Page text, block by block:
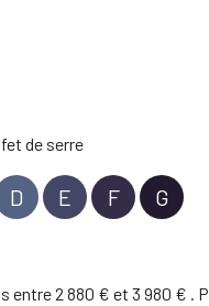
de serre
D E F G
2 880 € et 3 980 € .